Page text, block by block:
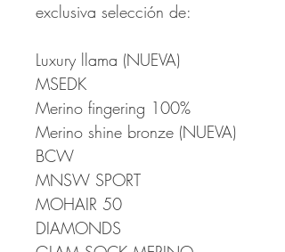
exclusiva selección de:
Luxury llama (NUEVA)
MSEDK
Merino fingering 100%
Merino shine bronze (NUEVA)
BCW
MNSW SPORT
MOHAIR 50
DIAMONDS